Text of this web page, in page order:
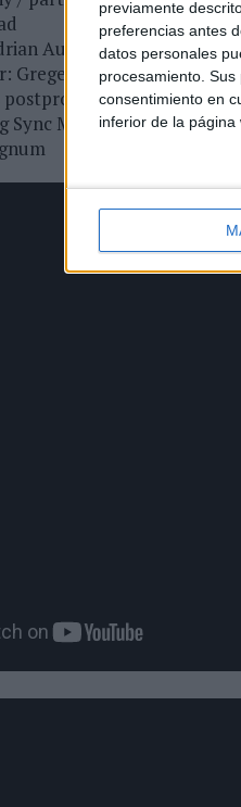
previamente
preferencias antes
datos personales
procesamiento.
consentimiento en
inferior de la página
Aurelius
Gregers Maersk Moeller
postproduction:
Sync Music